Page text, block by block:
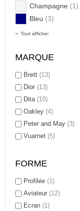
Champagne (1)
Bleu (3)
Tout afficher
MARQUE
Brett (13)
Dior (13)
Dita (10)
Oakley (4)
Peter and May (3)
Vuarnet (5)
FORME
Profilée (1)
Aviateur (12)
Ecran (1)